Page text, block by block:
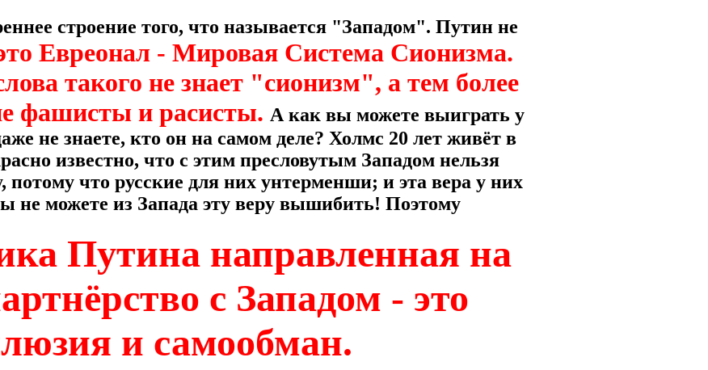
строение того, что называется "Западом". Путин не
Евреонал - Мировая Система Сионизма.
такого не знает "сионизм", а тем более
фашисты и расисты. А как вы можете выиграть у
не знаете, кто он на самом деле? Холмс 20 лет живёт в
известно, что с этим пресловутым Западом нельзя
потому что русские для них унтерменши; и эта вера у них
не можете из Запада эту веру вышибить! Поэтому
Путина направленная на
с Западом - это
и самообман.